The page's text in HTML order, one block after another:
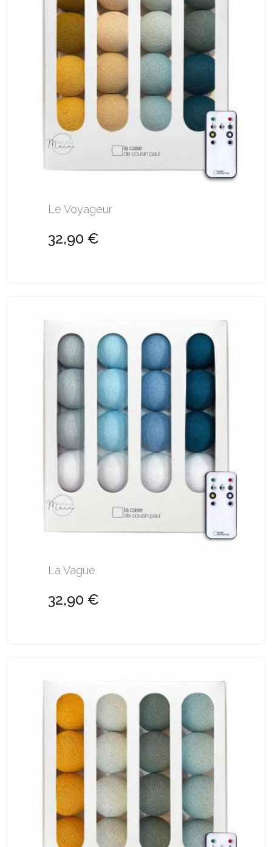
Le Voyageur
32,90 €
La Vague
32,90 €